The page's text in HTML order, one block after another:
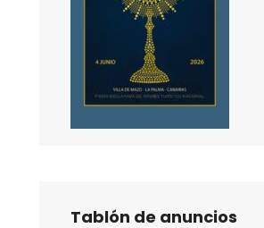
Tablón de anuncios